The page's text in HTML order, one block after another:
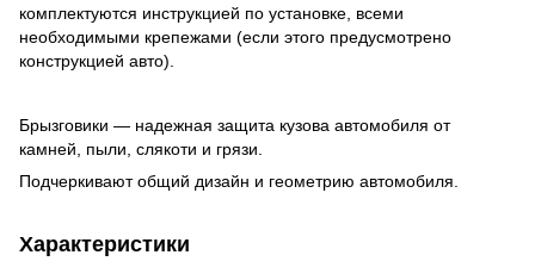
комплектуются инструкцией по установке, всеми
необходимыми крепежами (если этого предусмотрено
конструкцией авто).
Брызговики — надежная защита кузова автомобиля от
камней, пыли, слякоти и грязи.
Подчеркивают общий дизайн и геометрию автомобиля.
Характеристики